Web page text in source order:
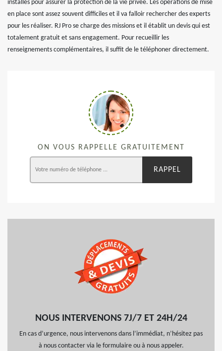
installés pour assurer la protection de la vie privée. Les opérations de mise
en place sont assez souvent difficiles et il va falloir rechercher des experts
pour les réaliser. RJ Pro se charge des missions et il établit un devis qui est
totalement gratuit et sans engagement. Pour recueillir les
renseignements complémentaires, il suffit de le téléphoner directement.
ON VOUS RAPPELLE GRATUITEMENT
NOUS INTERVENONS 7J/7 ET 24H/24
En cas d’urgence, nous intervenons dans l’immédiat, n’hésitez pas
à nous contacter via le formulaire ou à nous appeler.